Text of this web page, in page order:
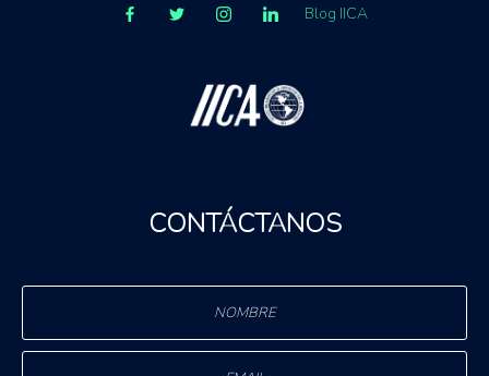
Blog IICA
CONTÁCTANOS